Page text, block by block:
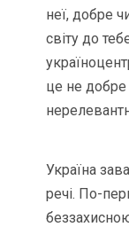
неї, добре
світу до
це не добре
Україна
речі. По-